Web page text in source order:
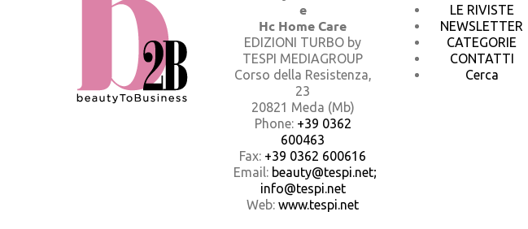
e
Hc Home Care
EDIZIONI TURBO by
TESPI MEDIAGROUP
Corso della Resistenza,
23
20821 Meda (Mb)
Phone: +39 0362
600463
Fax: +39 0362 600616
Email: beauty@tespi.net;
info@tespi.net
Web: www.tespi.net
LE RIVISTE
NEWSLETTER
CATEGORIE
CONTATTI
Cerca